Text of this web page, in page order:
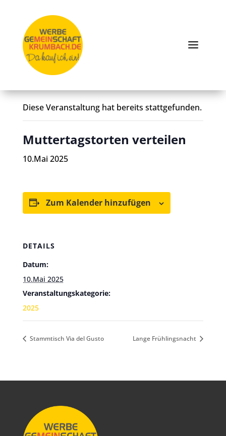
Diese Veranstaltung hat bereits stattgefunden.
Muttertagstorten verteilen
10.Mai 2025
Zum Kalender hinzufügen
DETAILS
Datum:
10.Mai 2025
Veranstaltungskategorie:
2025
Stammtisch Via del Gusto Lange Frühlingsnacht